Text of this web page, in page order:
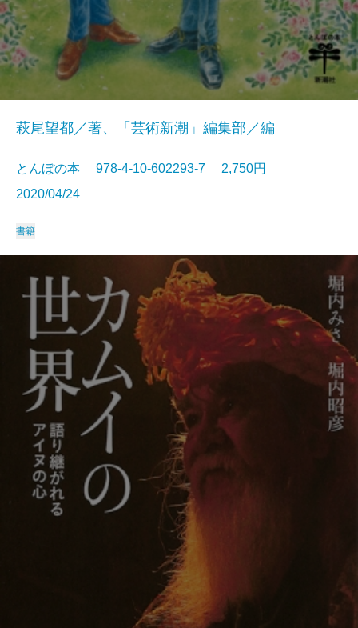
萩尾望都／著、「芸術新潮」編集部／編
とんぼの本 978-4-10-602293-7 2,750円
2020/04/24
書籍